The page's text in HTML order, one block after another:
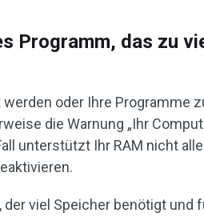
Programm, das zu
oder Ihre Programme
die Warnung „Ihr
unterstützt Ihr RAM nicht
der viel Speicher benötigt und